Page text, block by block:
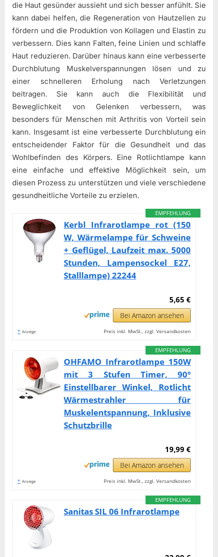
die Haut gesünder aussieht und sich besser anfühlt. Sie
kann dabei helfen, die Regeneration von Hautzellen zu
fördern und die Produktion von Kollagen und Elastin zu
verbessern. Dies kann Falten, feine Linien und schlaffe
Haut reduzieren. Darüber hinaus kann eine verbesserte
Durchblutung Muskelverspannungen lösen und zu
einer schnelleren Erholung nach Verletzungen
beitragen. Sie kann auch die Flexibilität und
Beweglichkeit von Gelenken verbessern, was
besonders für Menschen mit Arthritis von Vorteil sein
kann. Insgesamt ist eine verbesserte Durchblutung ein
entscheidender Faktor für die Gesundheit und das
Wohlbefinden des Körpers. Eine Rotlichtlampe kann
eine einfache und effektive Möglichkeit sein, um
diesen Prozess zu unterstützen und viele verschiedene
gesundheitliche Vorteile zu erzielen.
EMPFEHLUNG
Kerbl Infrarotlampe rot (150
W, Wärmelampe für Schweine
+ Geflügel, Laufzeit max. 5000
Stunden, Lampensockel E27,
Stalllampe) 22244
5,65 €
Bei Amazon ansehen
* Anzeige Preis inkl. MwSt., zzgl. Versandkosten
EMPFEHLUNG
OHFAMO Infrarotlampe 150W
mit 3 Stufen Timer, 90°
Einstellbarer Winkel, Rotlicht
Wärmestrahler für
Muskelentspannung, Inklusive
Schutzbrille
19,99 €
Bei Amazon ansehen
* Anzeige Preis inkl. MwSt., zzgl. Versandkosten
EMPFEHLUNG
Sanitas SIL 06 Infrarotlampe